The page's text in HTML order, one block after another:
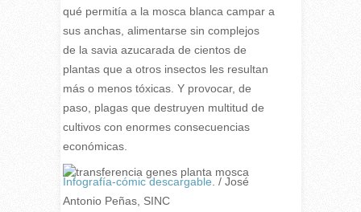
qué permitía a la mosca blanca campar a
sus anchas, alimentarse sin complejos
de la savia azucarada de cientos de
plantas que a otros insectos les resultan
más o menos tóxicas. Y provocar, de
paso, plagas que destruyen multitud de
cultivos con enormes consecuencias
económicas.
Infografía-cómic descargable . / José
Antonio Peñas, SINC